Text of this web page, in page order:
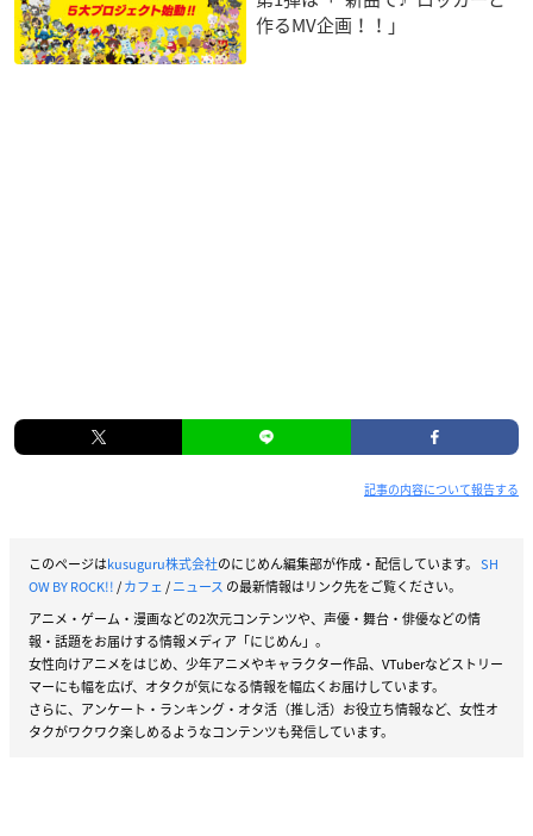
作るMV企画！！」
記事の内容について報告する
このページはkusuguru株式会社のにじめん編集部が作成・配信しています。 SH
OW BY ROCK!!/カフェ/ニュース の最新情報はリンク先をご覧ください。
アニメ・ゲーム・漫画などの2次元コンテンツや、声優・舞台・俳優などの情
報・話題をお届けする情報メディア「にじめん」。
女性向けアニメをはじめ、少年アニメやキャラクター作品、VTuberなどストリー
マーにも幅を広げ、オタクが気になる情報を幅広くお届けしています。
さらに、アンケート・ランキング・オタ活（推し活）お役立ち情報など、女性オ
タクがワクワク楽しめるようなコンテンツも発信しています。